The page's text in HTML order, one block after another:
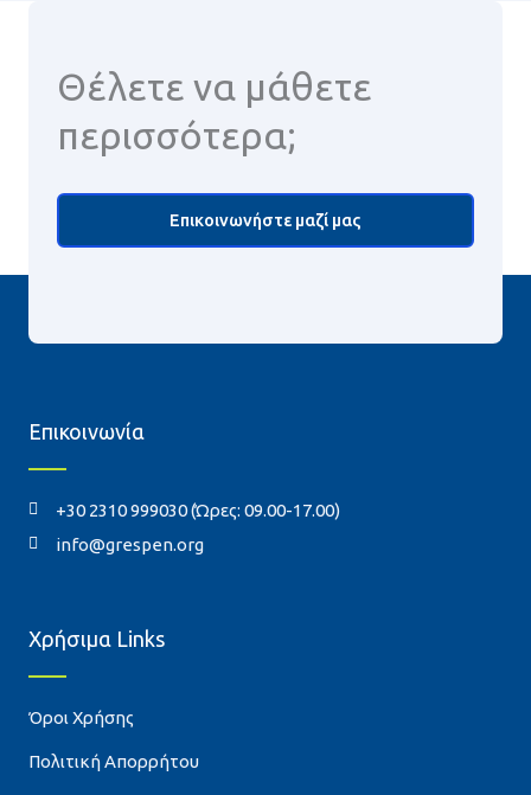
Θέλετε να μάθετε
περισσότερα;
Επικοινωνήστε μαζί μας
Χρήσιμα Links
Όροι Χρήσης
Πολιτική Απορρήτου
Επικοινωνία
+30 2310 999030 (Ώρες: 09.00-17.00)
info@grespen.org